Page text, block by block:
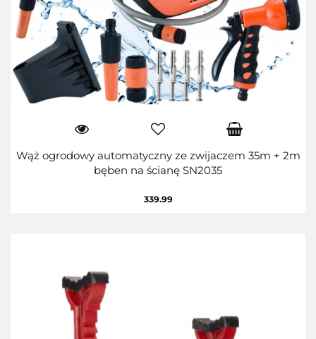
Wąż ogrodowy automatyczny ze zwijaczem 35m + 2m
bęben na ścianę SN2035
339.99